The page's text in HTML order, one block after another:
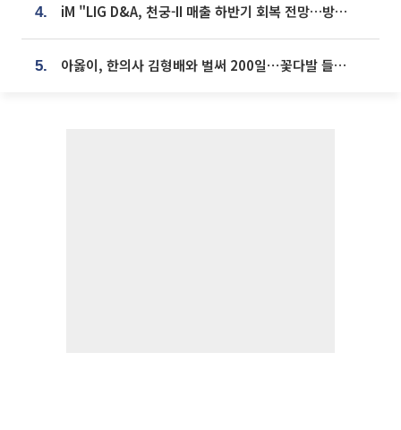
4. iM "LIG D&A, 천궁-II 매출 하반기 회복 전망…방산 톱픽 유지"
5. 아옳이, 한의사 김형배와 벌써 200일⋯꽃다발 들고 "프러포즈 아냐"